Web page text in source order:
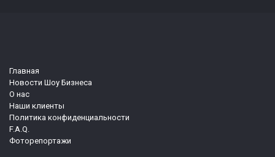
Главная
Новости Шоу Бизнеса
О нас
Наши клиенты
Политика конфиденциальности
F.A.Q.
Фоторепортажи